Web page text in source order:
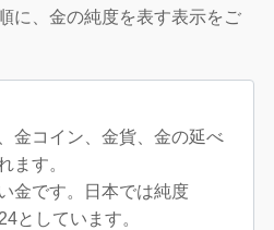
に、金の純度を表す表示をご
金コイン、金貨、金の延べ
ます。
金です。日本では純度
としています。